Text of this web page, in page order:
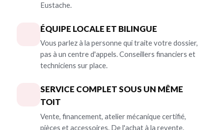
Eustache.
ÉQUIPE LOCALE ET BILINGUE
Vous parlez à la personne qui traite votre dossier,
pas à un centre d'appels. Conseillers financiers et
techniciens sur place.
SERVICE COMPLET SOUS UN MÊME
TOIT
Vente, financement, atelier mécanique certifié,
pièces et accessoires. De l'achat à la revente.